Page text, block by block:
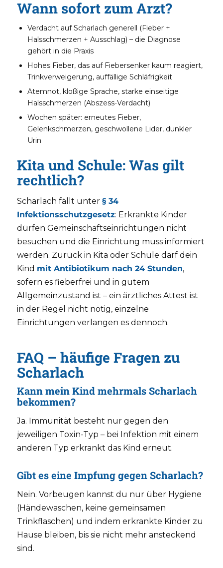
Wann sofort zum Arzt?
Verdacht auf Scharlach generell (Fieber +
Halsschmerzen + Ausschlag) – die Diagnose
gehört in die Praxis
Hohes Fieber, das auf Fiebersenker kaum reagiert,
Trinkverweigerung, auffällige Schläfrigkeit
Atemnot, kloßige Sprache, starke einseitige
Halsschmerzen (Abszess-Verdacht)
Wochen später: erneutes Fieber,
Gelenkschmerzen, geschwollene Lider, dunkler
Urin
Kita und Schule: Was gilt
rechtlich?
Scharlach fällt unter § 34
Infektionsschutzgesetz: Erkrankte Kinder
dürfen Gemeinschaftseinrichtungen nicht
besuchen und die Einrichtung muss informiert
werden. Zurück in Kita oder Schule darf dein
Kind mit Antibiotikum nach 24 Stunden,
sofern es fieberfrei und in gutem
Allgemeinzustand ist – ein ärztliches Attest ist
in der Regel nicht nötig, einzelne
Einrichtungen verlangen es dennoch.
FAQ – häufige Fragen zu
Scharlach
Kann mein Kind mehrmals Scharlach
bekommen?
Ja. Immunität besteht nur gegen den
jeweiligen Toxin-Typ – bei Infektion mit einem
anderen Typ erkrankt das Kind erneut.
Gibt es eine Impfung gegen Scharlach?
Nein. Vorbeugen kannst du nur über Hygiene
(Händewaschen, keine gemeinsamen
Trinkflaschen) und indem erkrankte Kinder zu
Hause bleiben, bis sie nicht mehr ansteckend
sind.